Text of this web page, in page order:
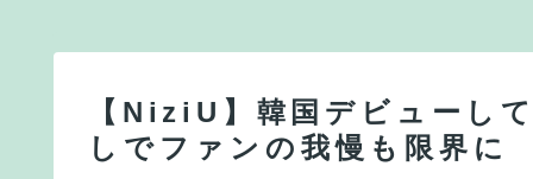
【NiziU】韓国デビューし
しでファンの我慢も限界に